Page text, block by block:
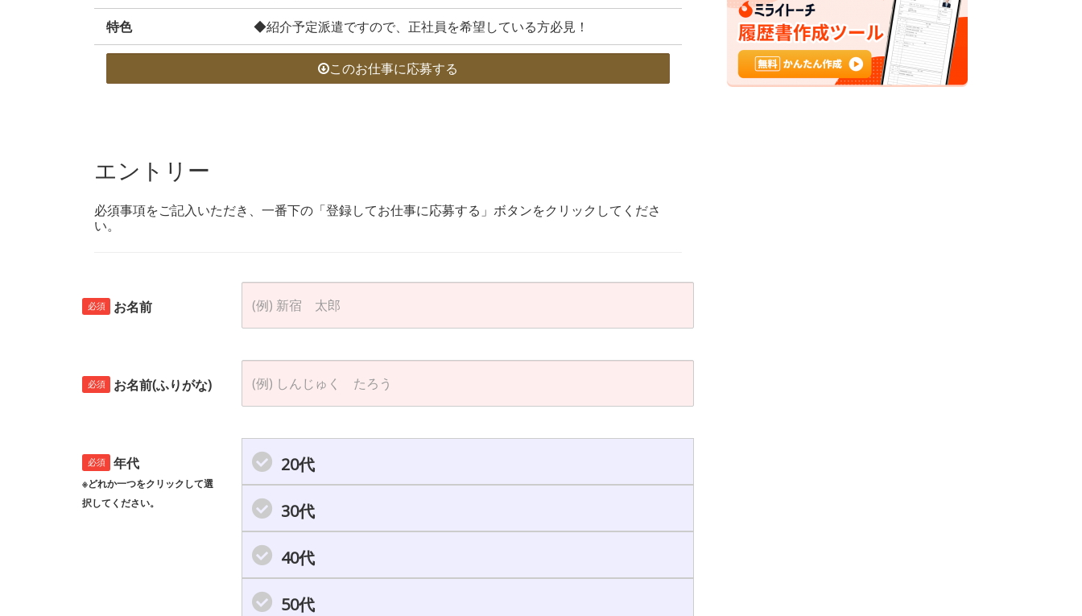
特色 ◆紹介予定派遣ですので、正社員を希望している方必見！
このお仕事に応募する
エントリー
必須事項をご記入いただき、一番下の「登録してお仕事に応募する」ボタンをクリックしてくださ
い。
必須 お名前
必須 お名前(ふりがな)
必須 年代
※どれか一つをクリックして選
択してください。
20代
30代
40代
50代